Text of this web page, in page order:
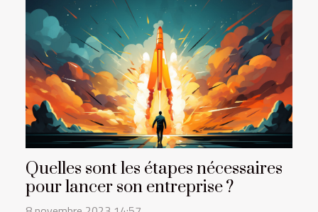
Quelles sont les étapes nécessaires
pour lancer son entreprise ?